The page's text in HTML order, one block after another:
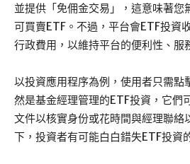
並提供「免佣金交易」，這意味著您
可買賣ETF。不過，平台會ETF投資
行政費用，以維持平台的便利性、服
以投資應用程序為例，使用者只需點
然是基金經理管理的ETF投資，它們
文件以核實身份或花時間與經理聯絡
下，投資者有可能白白錯失ETF投資